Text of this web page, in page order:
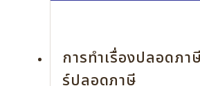
การทำเรื่องปลอดภา
ร์ปลอดภาษี